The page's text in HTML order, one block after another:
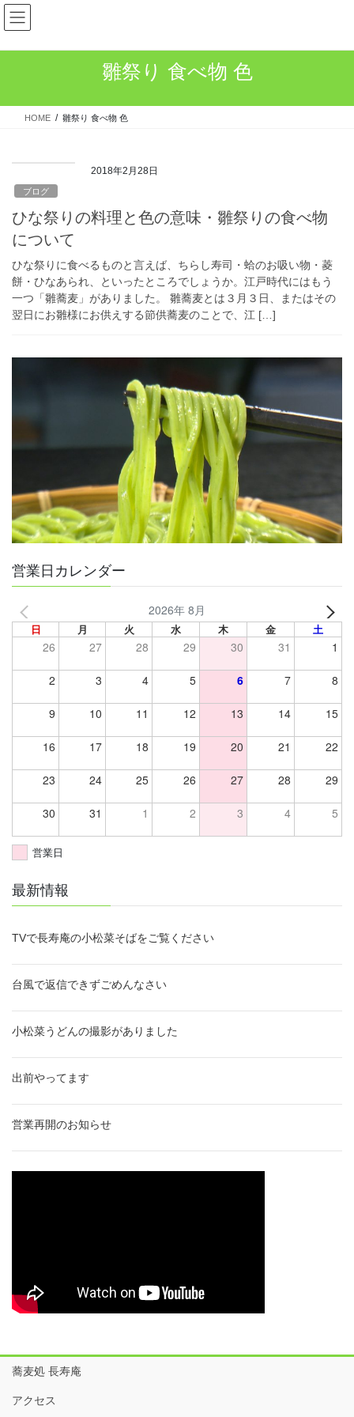
コ
ン
ス
ナ
ビ
ン
雛祭り 食べ物 色
HOME 雛祭り 食べ物 色
2018年2月28日
ブログ
ひな祭りの料理と色の意味・雛祭りの食べ物
について
ひな祭りに食べるものと言えば、ちらし寿司・蛤のお吸い物・菱
餅・ひなあられ、といったところでしょうか。江戸時代にはもう
一つ「雛蕎麦」がありました。 雛蕎麦とは３月３日、またはその
翌日にお雛様にお供えする節供蕎麦のことで、江 […]
営業日カレンダー
2026年 8月
日 月 火 水 木 金 土
26 27 28 29 30 31 1
2 3 4 5 6 7 8
9 10 11 12 13 14 15
16 17 18 19 20 21 22
23 24 25 26 27 28 29
30 31 1 2 3 4 5
営業日
最新情報
TVで長寿庵の小松菜そばをご覧ください
台風で返信できずごめんなさい
小松菜うどんの撮影がありました
出前やってます
営業再開のお知らせ
蕎麦処 長寿庵
アクセス